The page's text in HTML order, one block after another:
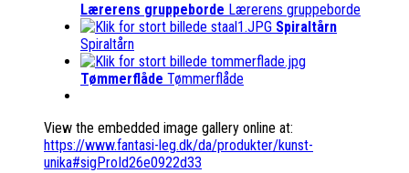
Lærerens gruppeborde Lærerens gruppeborde
Spiraltårn
Spiraltårn
Tømmerflåde Tømmerflåde
View the embedded image gallery online at:
https://www.fantasi-leg.dk/da/produkter/kunst-
unika#sigProId26e0922d33